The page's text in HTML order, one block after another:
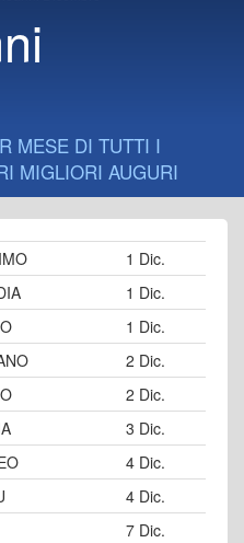
MESE DI TUTTI I
MIGLIORI AUGURI
1 Dic.
1 Dic.
1 Dic.
2 Dic.
2 Dic.
3 Dic.
4 Dic.
4 Dic.
7 Dic.